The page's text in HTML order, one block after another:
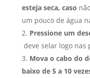
esteja seca, caso
um pouco de água
Pressione um
deve selar logo
Mova o cabo do
baixo de 5 a 10